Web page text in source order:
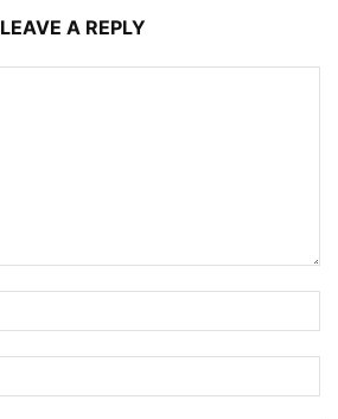
LEAVE A REPLY